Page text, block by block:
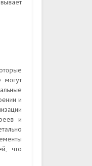
могут
и
и
что